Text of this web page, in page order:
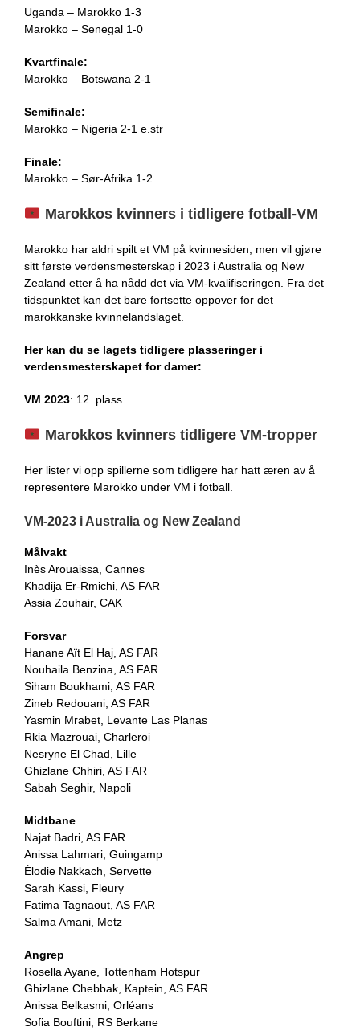
Uganda – Marokko 1-3
Marokko – Senegal 1-0
Kvartfinale:
Marokko – Botswana 2-1
Semifinale:
Marokko – Nigeria 2-1 e.str
Finale:
Marokko – Sør-Afrika 1-2
Marokkos kvinners i tidligere fotball-VM
Marokko har aldri spilt et VM på kvinnesiden, men vil gjøre
sitt første verdensmesterskap i 2023 i Australia og New
Zealand etter å ha nådd det via VM-kvalifiseringen. Fra det
tidspunktet kan det bare fortsette oppover for det
marokkanske kvinnelandslaget.
Her kan du se lagets tidligere plasseringer i
verdensmesterskapet for damer:
VM 2023: 12. plass
Marokkos kvinners tidligere VM-tropper
Her lister vi opp spillerne som tidligere har hatt æren av å
representere Marokko under VM i fotball.
VM-2023 i Australia og New Zealand
Målvakt
Inès Arouaissa, Cannes
Khadija Er-Rmichi, AS FAR
Assia Zouhair, CAK
Forsvar
Hanane Aït El Haj, AS FAR
Nouhaila Benzina, AS FAR
Siham Boukhami, AS FAR
Zineb Redouani, AS FAR
Yasmin Mrabet, Levante Las Planas
Rkia Mazrouai, Charleroi
Nesryne El Chad, Lille
Ghizlane Chhiri, AS FAR
Sabah Seghir, Napoli
Midtbane
Najat Badri, AS FAR
Anissa Lahmari, Guingamp
Élodie Nakkach, Servette
Sarah Kassi, Fleury
Fatima Tagnaout, AS FAR
Salma Amani, Metz
Angrep
Rosella Ayane, Tottenham Hotspur
Ghizlane Chebbak, Kaptein, AS FAR
Anissa Belkasmi, Orléans
Sofia Bouftini, RS Berkane